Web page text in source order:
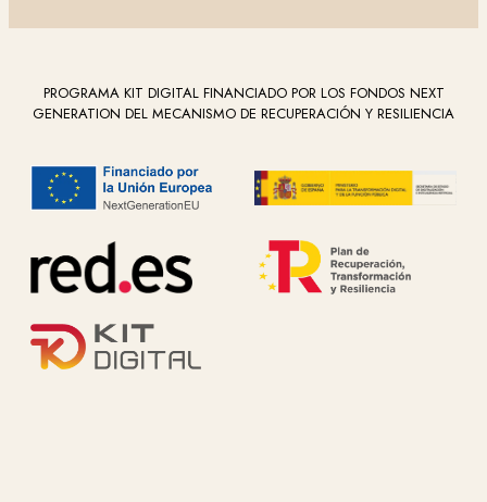
PROGRAMA KIT DIGITAL FINANCIADO POR LOS FONDOS NEXT
GENERATION DEL MECANISMO DE RECUPERACIÓN Y RESILIENCIA